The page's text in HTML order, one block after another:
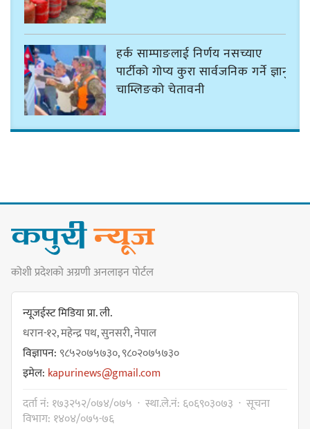
हर्क साम्पाङलाई निर्णय नसच्याए
पार्टीको गोप्य कुरा सार्वजनिक गर्ने ज्ञानु
चाम्लिङको चेतावनी
नयाँ सेउती पूल नजिक दुर्घटनाको
जोखिमको ट्राफिक सचेतना गराउँदै
सिलाम साक्मा
किराँती खम्बुका सन्तानहरू :
स्वपहिचानविहीन राई बन्ने कि
स्वपहिचानसहित 'राउटे !'
कोशी प्रदेशको अग्रणी अनलाइन पोर्टल
न्यूजईस्ट मिडिया प्रा. ली.
धरान-१२, महेन्द्र पथ, सुनसरी, नेपाल
विज्ञापन:९८५२०७५७३०, ९८०२०७५७३०
इमेल: kapurinews@gmail.com
दर्ता नं: १७३२५२/०७४/०७५ · स्था.ले.नं: ६०६९०३०७३ · सूचना
विभाग: १४०४/०७५-७६